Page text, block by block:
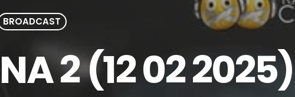
BROADCAST
2 (12 02 2025)